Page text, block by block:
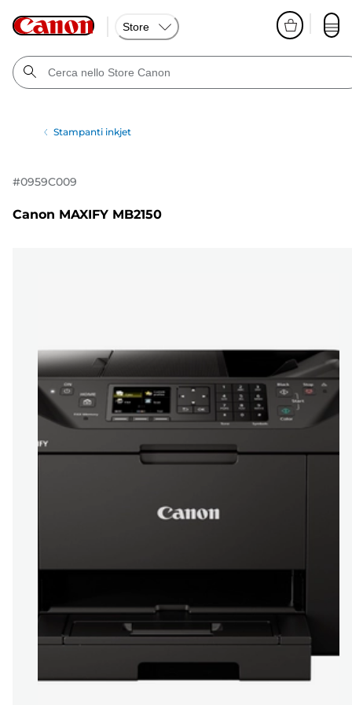
Store
Stampanti inkjet
#0959C009
Canon MAXIFY MB2150